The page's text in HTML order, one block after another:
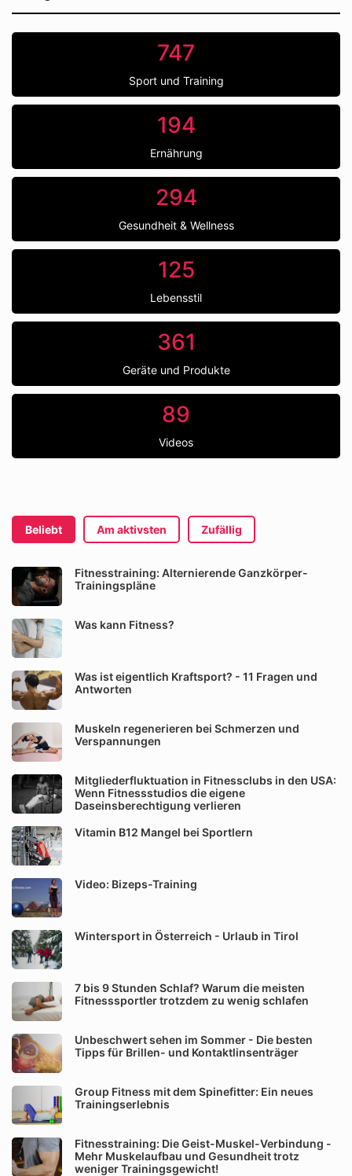
747
Sport und Training
194
Ernährung
294
Gesundheit & Wellness
125
Lebensstil
361
Geräte und Produkte
89
Videos
Beliebt Am aktivsten Zufällig
Fitnesstraining: Alternierende Ganzkörper-
Trainingspläne
Was kann Fitness?
Was ist eigentlich Kraftsport? - 11 Fragen und
Antworten
Muskeln regenerieren bei Schmerzen und
Verspannungen
Mitgliederfluktuation in Fitnessclubs in den USA:
Wenn Fitnessstudios die eigene
Daseinsberechtigung verlieren
Vitamin B12 Mangel bei Sportlern
Video: Bizeps-Training
Wintersport in Österreich - Urlaub in Tirol
7 bis 9 Stunden Schlaf? Warum die meisten
Fitnesssportler trotzdem zu wenig schlafen
Unbeschwert sehen im Sommer - Die besten
Tipps für Brillen- und Kontaktlinsenträger
Group Fitness mit dem Spinefitter: Ein neues
Trainingserlebnis
Fitnesstraining: Die Geist-Muskel-Verbindung -
Mehr Muskelaufbau und Gesundheit trotz
weniger Trainingsgewicht!